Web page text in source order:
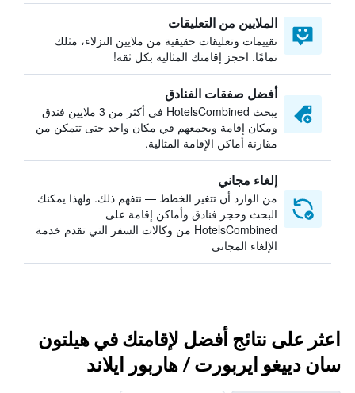
الملايين من التعليقات
تقييمات وتعليقات حقيقية من ملايين النزلاء، مثلك
تمامًا. احجز إقامتك المثالية بكل ثقة!
أفضل صفقات الفنادق
يبحث HotelsCombined في أكثر من 3 ملايين فندق
ومكان إقامة ويجمعهم في مكان واحد حتى تتمكن من
مقارنة أماكن الإقامة المثالية.
إلغاء مجاني
من الوارد أن تتغير الخطط — نتفهم ذلك. ولهذا يمكنك
البحث وحجز فنادق وأماكن إقامة على
HotelsCombined من وكالات السفر التي تقدم خدمة
الإلغاء المجاني
اعثر على نتائج أفضل لإقامتك في هيلتون
سان دييغو ايربورت / هاربور ايلاند